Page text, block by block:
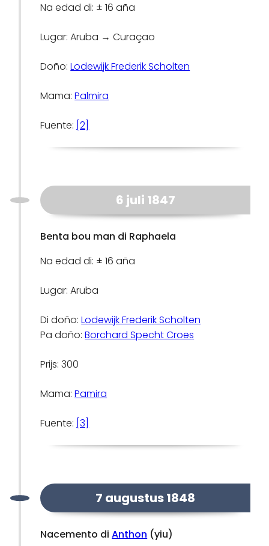
Na edad di: ± 16 aña
Lugar: Aruba → Curaçao
Doño:Lodewijk Frederik Scholten
Mama:Palmira
Fuente: [2]
6 juli 1847
Benta bou man di Raphaela
Na edad di: ± 16 aña
Lugar: Aruba
Di doño:Lodewijk Frederik Scholten
Pa doño:Borchard Specht Croes
Prijs: 300
Mama:Pamira
Fuente: [3]
7 augustus 1848
Nacemento diAnthon (yiu)